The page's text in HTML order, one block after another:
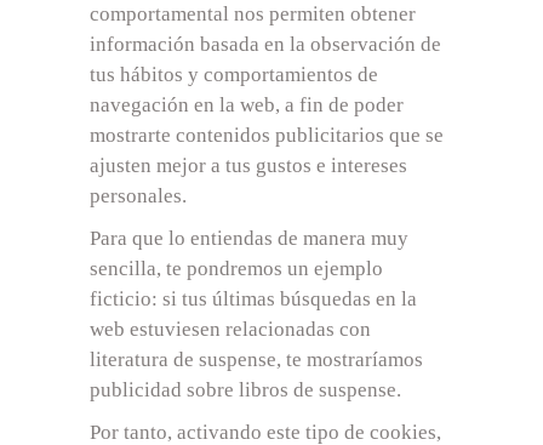
comportamental nos permiten obtener
información basada en la observación de
tus hábitos y comportamientos de
navegación en la web, a fin de poder
mostrarte contenidos publicitarios que se
ajusten mejor a tus gustos e intereses
personales.
Para que lo entiendas de manera muy
sencilla, te pondremos un ejemplo
ficticio: si tus últimas búsquedas en la
web estuviesen relacionadas con
literatura de suspense, te mostraríamos
publicidad sobre libros de suspense.
Por tanto, activando este tipo de cookies,